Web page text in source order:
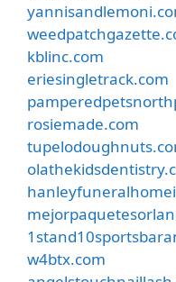
kblinc.com
eriesingletrack.com
rosiemade.com
w4btx.com